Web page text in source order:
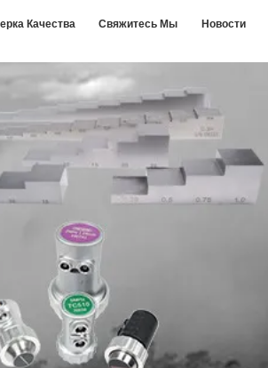
Качества Свяжитесь Мы Новости